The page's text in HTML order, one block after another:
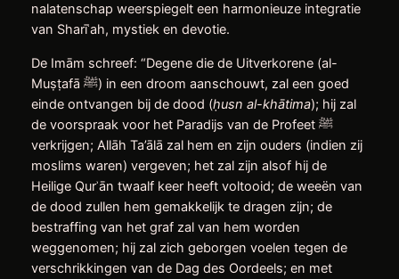
nalatenschap weerspiegelt een harmonieuze integratie
van Sharīʿah, mystiek en devotie.
De Imām schreef: “Degene die de Uitverkorene (al-
Muṣṭafā ﷺ) in een droom aanschouwt, zal een goed
einde ontvangen bij de dood (ḥusn al-khātima); hij zal
de voorspraak voor het Paradijs van de Profeet ﷺ
verkrijgen; Allāh Ta’ālā zal hem en zijn ouders (indien zij
moslims waren) vergeven; het zal zijn alsof hij de
Heilige Qurʾān twaalf keer heeft voltooid; de weeën van
de dood zullen hem gemakkelijk te dragen zijn; de
bestraffing van het graf zal van hem worden
weggenomen; hij zal zich geborgen voelen tegen de
verschrikkingen van de Dag des Oordeels; en met